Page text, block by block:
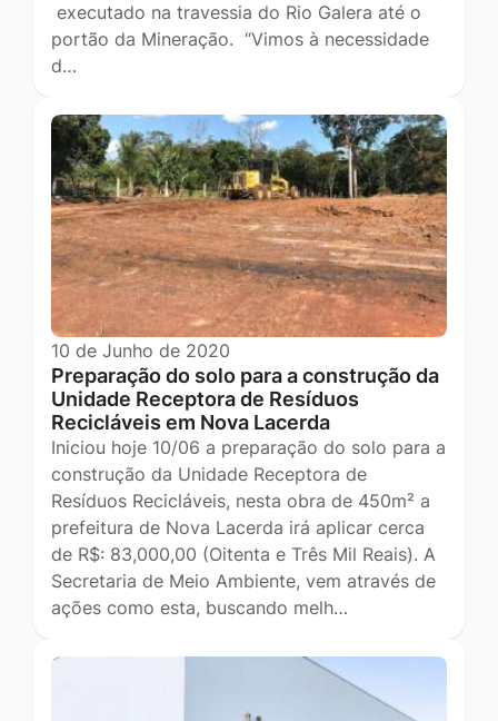
executado na travessia do Rio Galera até o
portão da Mineração. “Vimos à necessidade
d…
10 de Junho de 2020
Preparação do solo para a construção da
Unidade Receptora de Resíduos
Recicláveis em Nova Lacerda
Iniciou hoje 10/06 a preparação do solo para a
construção da Unidade Receptora de
Resíduos Recicláveis, nesta obra de 450m² a
prefeitura de Nova Lacerda irá aplicar cerca
de R$: 83,000,00 (Oitenta e Três Mil Reais). A
Secretaria de Meio Ambiente, vem através de
ações como esta, buscando melh…